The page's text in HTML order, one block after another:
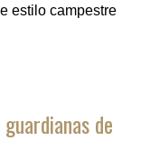
estilo campestre
de